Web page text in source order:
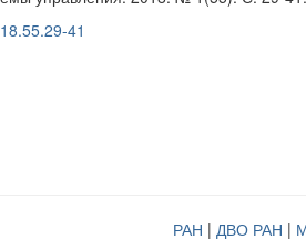
41
РАН | ДВО РАН |